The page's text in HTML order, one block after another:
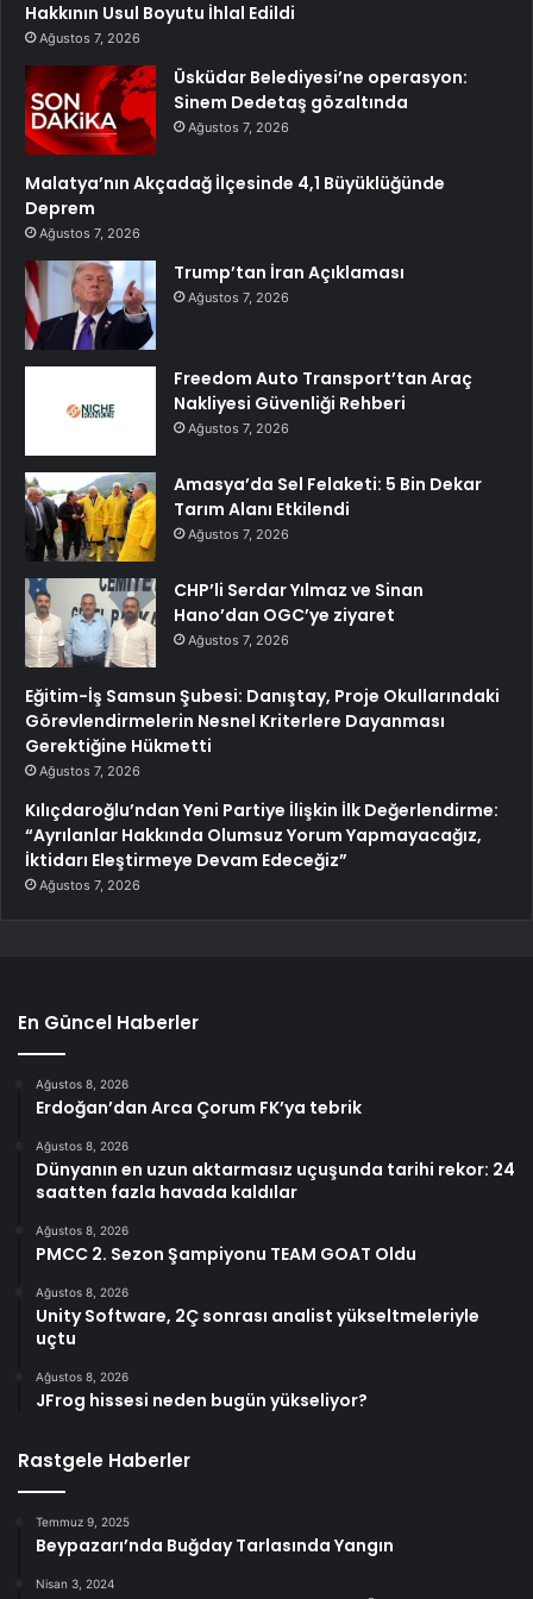
Hakkının Usul Boyutu İhlal Edildi
Ağustos 7, 2026
Üsküdar Belediyesi’ne operasyon:
Sinem Dedetaş gözaltında
Ağustos 7, 2026
Malatya’nın Akçadağ İlçesinde 4,1 Büyüklüğünde
Deprem
Ağustos 7, 2026
Trump’tan İran Açıklaması
Ağustos 7, 2026
Freedom Auto Transport’tan Araç
Nakliyesi Güvenliği Rehberi
Ağustos 7, 2026
Amasya’da Sel Felaketi: 5 Bin Dekar
Tarım Alanı Etkilendi
Ağustos 7, 2026
CHP’li Serdar Yılmaz ve Sinan
Hano’dan OGC’ye ziyaret
Ağustos 7, 2026
Eğitim-İş Samsun Şubesi: Danıştay, Proje Okullarındaki
Görevlendirmelerin Nesnel Kriterlere Dayanması
Gerektiğine Hükmetti
Ağustos 7, 2026
Kılıçdaroğlu’ndan Yeni Partiye İlişkin İlk Değerlendirme:
“Ayrılanlar Hakkında Olumsuz Yorum Yapmayacağız,
İktidarı Eleştirmeye Devam Edeceğiz”
Ağustos 7, 2026
En Güncel Haberler
Ağustos 8, 2026
Erdoğan’dan Arca Çorum FK’ya tebrik
Ağustos 8, 2026
Dünyanın en uzun aktarmasız uçuşunda tarihi rekor: 24
saatten fazla havada kaldılar
Ağustos 8, 2026
PMCC 2. Sezon Şampiyonu TEAM GOAT Oldu
Ağustos 8, 2026
Unity Software, 2Ç sonrası analist yükseltmeleriyle
uçtu
Ağustos 8, 2026
JFrog hissesi neden bugün yükseliyor?
Rastgele Haberler
Temmuz 9, 2025
Beypazarı’nda Buğday Tarlasında Yangın
Nisan 3, 2024